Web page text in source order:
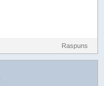
Raspuns